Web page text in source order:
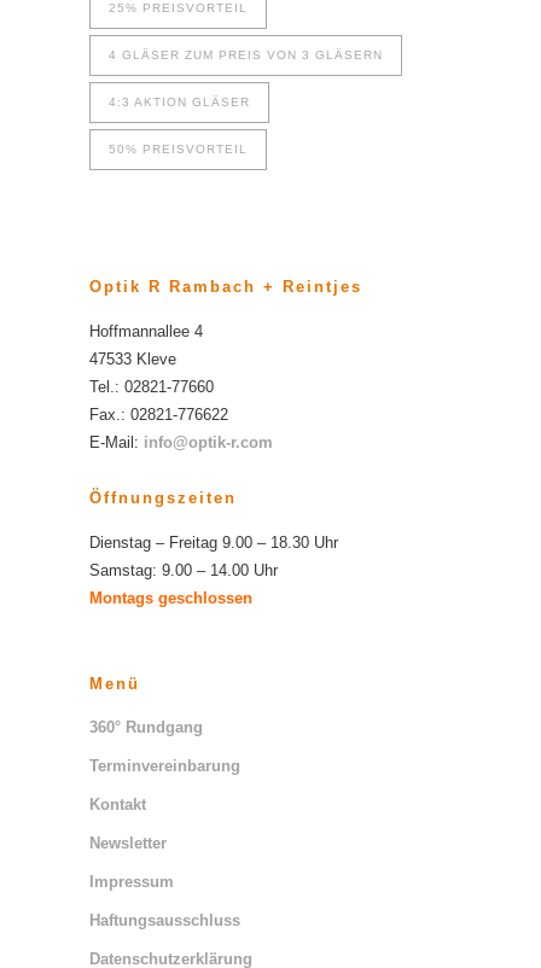
25% PREISVORTEIL
4 GLÄSER ZUM PREIS VON 3 GLÄSERN
4:3 AKTION GLÄSER
50% PREISVORTEIL
Optik R Rambach + Reintjes
Hoffmannallee 4
47533 Kleve
Tel.: 02821-77660
Fax.: 02821-776622
E-Mail: info@optik-r.com
Öffnungszeiten
Dienstag – Freitag 9.00 – 18.30 Uhr
Samstag: 9.00 – 14.00 Uhr
Montags geschlossen
Menü
360° Rundgang
Terminvereinbarung
Kontakt
Newsletter
Impressum
Haftungsausschluss
Datenschutzerklärung